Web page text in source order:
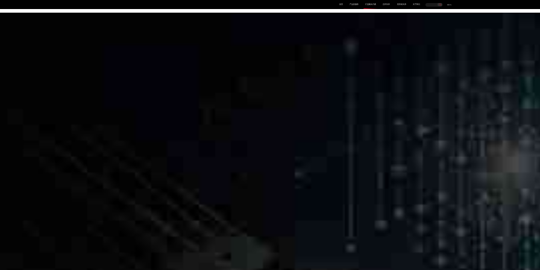
首页 产品及服务 行业解决方案 合作伙伴 投资者关系 关于我们 中EN